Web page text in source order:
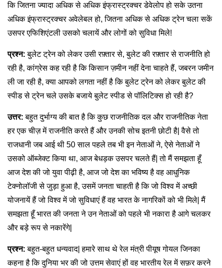
कि जितना ज्यादा अधिक से अधिक इंफ्रास्ट्रक्चर डेवेलोप हो सके उतना
अधिक इंफ्रास्ट्रक्चर अवेलेबल हो, जितना अधिक से अधिक ट्रेन चला सकें
उसपर एफिशिएंटली उसको चलायें और लोगों को सुविधा मिले!
प्रश्न: बुलेट ट्रेन को लेकर उसी रफ़्तार से, बुलेट की रफ़्तार से राजनीति हो
रही है, कांग्रेस कह रही है कि किसान ज़मीन नहीं देना चाहते हैं, जबरन जमीन
ली जा रही है, क्या आपको लगता नहीं है कि बुलेट ट्रेन को लेकर बुलेट की
स्पीड से ट्रेन चले उसके बजाये बुलेट स्पीड से पॉलिटिक्स हो रही है?
उत्तर: बहुत दुर्भाग्य की बात है कि कुछ राजनीतिक दल और राजनीतिक नेता
हर एक चीज़ में राजनीति करते हैं और उनकी सोच इतनी छोटी है| वैसे तो
राजधानी जब आई थी 50 साल पहले तब भी इन नेताओं ने, ऐसे नेताओं ने
उसको ऑब्जेक्ट किया था, आज बेधड़क उसपर चलते हैं| तो मैं समझता हूँ
आज देश की जो युवा पीढ़ी है, आज जो देश का भविष्य है वह आधुनिक
टेक्नोलॉजी से जुड़ा हुआ है, उसमें जनता चाहती है कि जो विश्व में अच्छी
योजनायें हैं जो विश्व में जो सुविधाएं हैं वह भारत के नागरिकों को भी मिले| मैं
समझता हूँ भारत की जनता ने उन नेताओं को पहले भी नकारा है आगे चलकर
और बड़े रूप से नकारेंगे|
प्रश्न: बहुत-बहुत धन्यवाद| हमारे साथ थे रेल मंत्री पीयूष गोयल जिनका
कहना है कि दुनिया भर की जो उत्तम सेवाएं हों वह भारतीय रेल में सफ़र करने